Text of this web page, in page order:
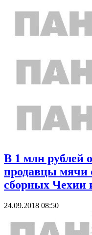
В 1 млн рублей
продавцы мячи
сборных Чехии
24.09.2018 08:50